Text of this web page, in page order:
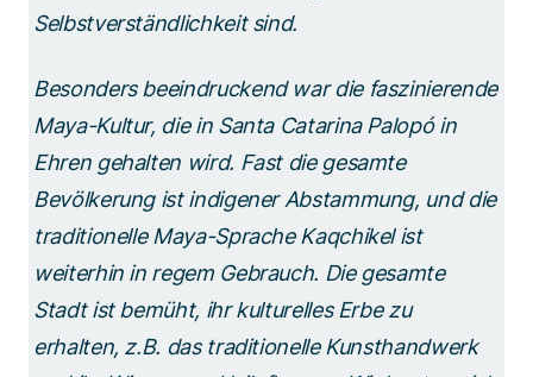
Selbstverständlichkeit sind.
Besonders beeindruckend war die faszinierende
Maya-Kultur, die in Santa Catarina Palopó in
Ehren gehalten wird. Fast die gesamte
Bevölkerung ist indigener Abstammung, und die
traditionelle Maya-Sprache Kaqchikel ist
weiterhin in regem Gebrauch. Die gesamte
Stadt ist bemüht, ihr kulturelles Erbe zu
erhalten, z.B. das traditionelle Kunsthandwerk